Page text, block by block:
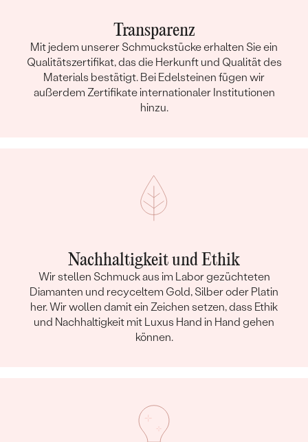
Transparenz
Mit jedem unserer Schmuckstücke erhalten Sie ein
Qualitätszertifikat, das die Herkunft und Qualität des
Materials bestätigt. Bei Edelsteinen fügen wir
außerdem Zertifikate internationaler Institutionen
hinzu.
Nachhaltigkeit und Ethik
Wir stellen Schmuck aus im Labor gezüchteten
Diamanten und recyceltem Gold, Silber oder Platin
her. Wir wollen damit ein Zeichen setzen, dass Ethik
und Nachhaltigkeit mit Luxus Hand in Hand gehen
können.